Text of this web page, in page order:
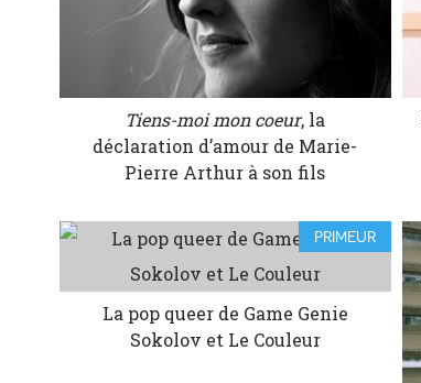
Tiens-moi mon coeur, la
déclaration d’amour de Marie-
Pierre Arthur à son fils
PRIMEUR
La pop queer de Game Genie
Sokolov et Le Couleur